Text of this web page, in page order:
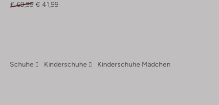
€ 69,99 € 41,99
Schuhe Kinderschuhe Kinderschuhe Mädchen